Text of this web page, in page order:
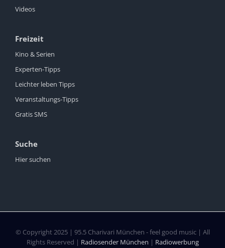
Videos
Freizeit
Kino & Serien
Experten-Tipps
Leichter leben Tipps
Veranstaltungs-Tipps
Gratis SMS
Suche
Hier suchen
© Copyright 2025 | 95.5 Charivari München - feel good music | All
Rights Reserved | Radiosender München | Radiowerbung